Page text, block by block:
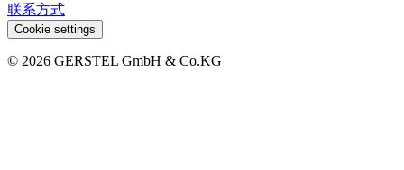
联系方式
Cookie settings
© 2026 GERSTEL GmbH & Co.KG